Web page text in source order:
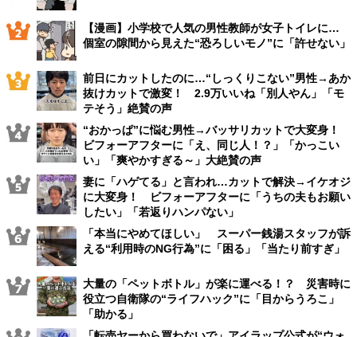
【漫画】小学校で人気の男性教師が女子トイレに…
個室の隙間から見えた“恐ろしいモノ”に「許せない」
前日にカットしたのに…“しっくりこない”男性→あか
抜けカットで激変！ 2.9万いいね「別人やん」「モ
テそう」絶賛の声
“おかっぱ”に悩む男性→バッサリカットで大変身！
ビフォーアフターに「え、同じ人！？」「かっこい
い」「爽やかすぎる～」大絶賛の声
妻に「ハゲてる」と言われ…カットで解決→イケオジ
に大変身！ ビフォーアフターに「うちの夫もお願い
したい」「若返りハンパない」
「本当にやめてほしい」 スーパー銭湯スタッフが訴
える“利用時のNG行為”に「困る」「当たり前すぎ」
大量の「ペットボトル」が楽に運べる！？ 災害時に
役立つ自衛隊の“ライフハック”に「目からうろこ」
「助かる」